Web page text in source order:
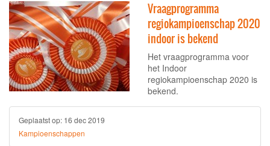
Vraagprogramma
regiokampioenschap 2020
indoor is bekend
Het vraagprogramma voor
het Indoor
regiokampioenschap 2020 is
bekend.
Geplaatst op: 16 dec 2019
Kampioenschappen